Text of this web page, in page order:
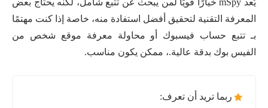
يُعد mSpy خيارًا قويًا لمن يبحث عن تتبع شامل، لكنه يحتاج بعض
المعرفة التقنية لتحقيق أفضل استفادة منه، خاصة إذا كنت مهتمًا
بـ تتبع حساب فيسبوك أو محاولة معرفة موقع شخص من
الفيس بوك بدقة عالية.، ممكن يكون مناسب.
ربما تريد أن تعرف: